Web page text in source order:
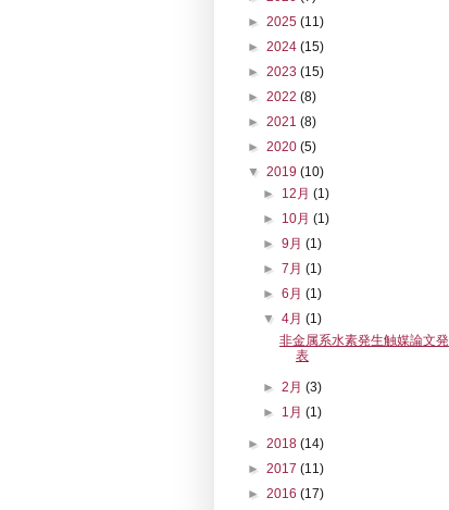
► 2025 (11)
► 2024 (15)
► 2023 (15)
► 2022 (8)
► 2021 (8)
► 2020 (5)
▼ 2019 (10)
► 12月(1)
► 10月(1)
►9月(1)
►7月(1)
►6月(1)
▼4月(1)
非金属系水素発生触媒論文発
表
►2月(3)
► 1月(1)
► 2018 (14)
► 2017 (11)
► 2016 (17)